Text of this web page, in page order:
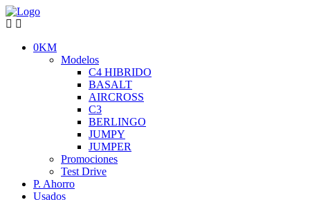
0KM
Modelos
C4 HIBRIDO
BASALT
AIRCROSS
C3
BERLINGO
JUMPY
JUMPER
Promociones
Test Drive
P. Ahorro
Usados